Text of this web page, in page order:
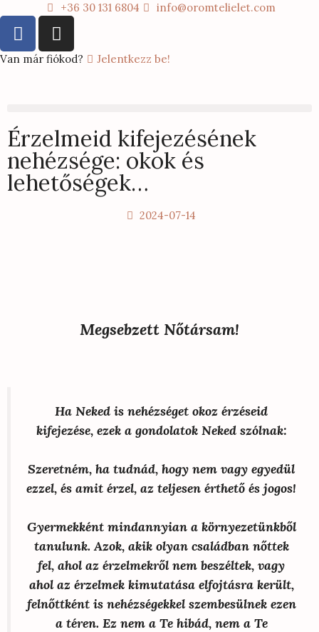
+36 30 131 6804 info@oromtelielet.com
Van már fiókod? Jelentkezz be!
Érzelmeid kifejezésének
nehézsége: okok és
lehetőségek…
2024-07-14
Megsebzett Nőtársam!
Ha Neked is nehézséget okoz érzéseid
kifejezése, ezek a gondolatok Neked szólnak:
Szeretném, ha tudnád, hogy nem vagy egyedül
ezzel, és amit érzel, az teljesen érthető és jogos!
Gyermekként mindannyian a környezetünkből
tanulunk. Azok, akik olyan családban nőttek
fel, ahol az érzelmekről nem beszéltek, vagy
ahol az érzelmek kimutatása elfojtásra került,
felnőttként is nehézségekkel szembesülnek ezen
a téren. Ez nem a Te hibád, nem a Te